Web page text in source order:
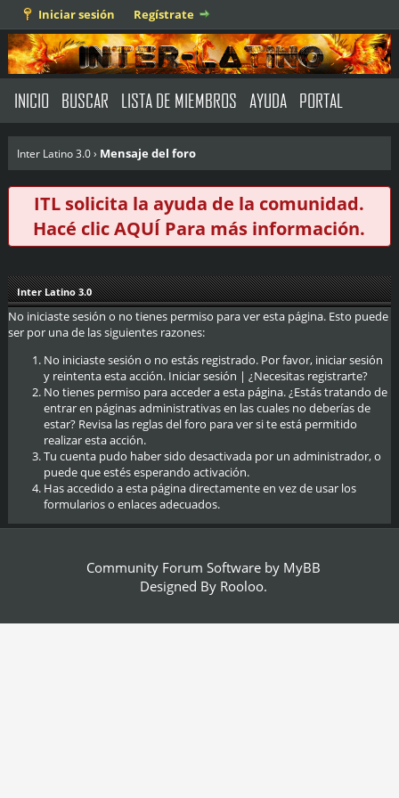
Iniciar sesión Regístrate
INICIO BUSCAR LISTA DE MIEMBROS AYUDA PORTAL
Inter Latino 3.0› Mensaje del foro
ITL solicita la ayuda de la comunidad.
Hacé clicAQUÍ Para más información.
Inter Latino 3.0
No iniciaste sesión o no tienes permiso para ver esta página. Esto puede
ser por una de las siguientes razones:
No iniciaste sesión o no estás registrado. Por favor, iniciar sesión
y reintenta esta acción. Iniciar sesión | ¿Necesitas registrarte?
No tienes permiso para acceder a esta página. ¿Estás tratando de
entrar en páginas administrativas en las cuales no deberías de
estar? Revisa las reglas del foro para ver si te está permitido
realizar esta acción.
Tu cuenta pudo haber sido desactivada por un administrador, o
puede que estés esperando activación.
Has accedido a esta página directamente en vez de usar los
formularios o enlaces adecuados.
Community Forum Software by MyBB
Designed By Rooloo.